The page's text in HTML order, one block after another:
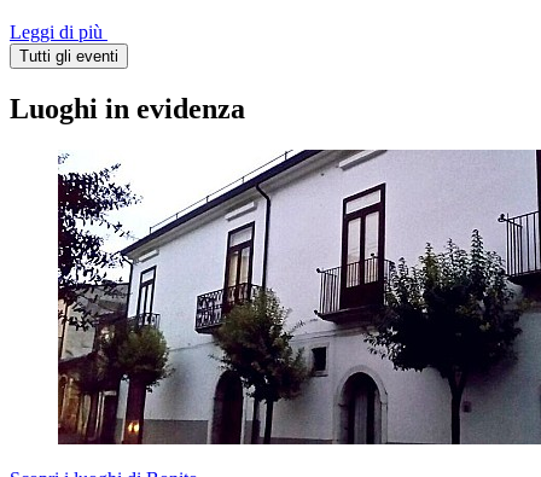
Leggi di più
Tutti gli eventi
Luoghi in evidenza